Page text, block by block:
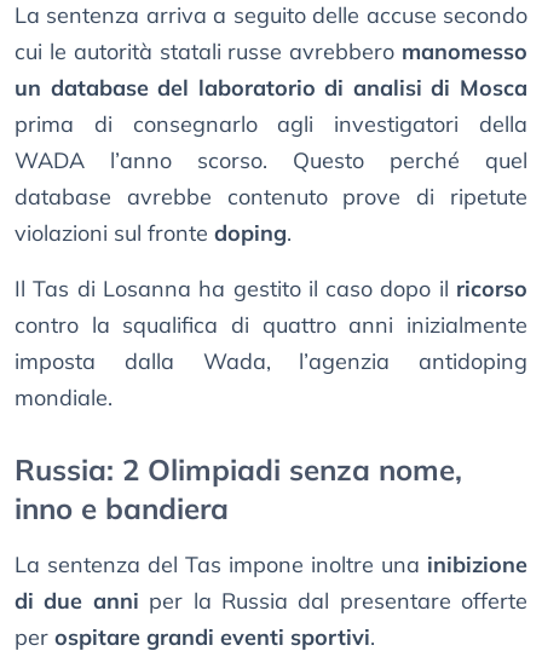
La sentenza arriva a seguito delle accuse secondo
cui le autorità statali russe avrebbero manomesso
un database del laboratorio di analisi di Mosca
prima di consegnarlo agli investigatori della
WADA l’anno scorso. Questo perché quel
database avrebbe contenuto prove di ripetute
violazioni sul fronte doping.
Il Tas di Losanna ha gestito il caso dopo il ricorso
contro la squalifica di quattro anni inizialmente
imposta dalla Wada, l’agenzia antidoping
mondiale.
Russia: 2 Olimpiadi senza nome,
inno e bandiera
La sentenza del Tas impone inoltre una inibizione
di due anni per la Russia dal presentare offerte
per ospitare grandi eventi sportivi.